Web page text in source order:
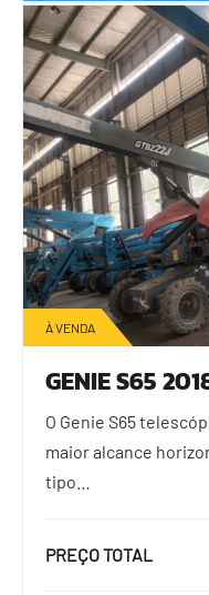
À VENDA
GENIE S65
O Genie S65
maior alcance
tipo…
PREÇO TOTAL